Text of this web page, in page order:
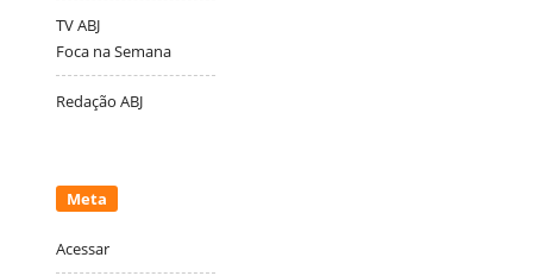
TV ABJ
Foca na Semana
Redação ABJ
Meta
Acessar